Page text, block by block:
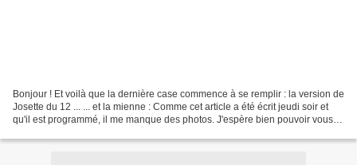
Bonjour ! Et voilà que la dernière case commence à se remplir : la version de
Josette du 12 ... ... et la mienne : Comme cet article a été écrit jeudi soir et
qu'il est programmé, il me manque des photos. J'espère bien pouvoir vous